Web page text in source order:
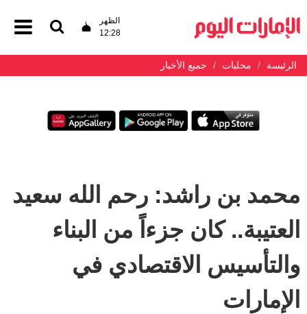
الظهر
12:28
الرئيسة محليات جميع الأخبار
محمد بن راشد: رحم الله سعيد
العتيبة.. كان جزءاً من البناء
والتأسيس الاقتصادي في
الإمارات